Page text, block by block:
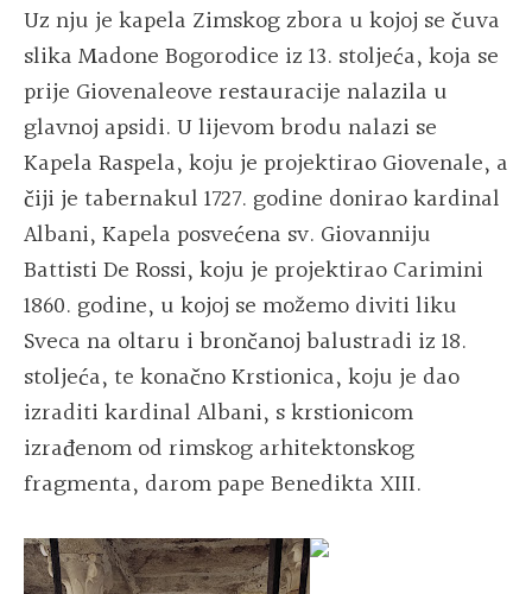
Uz nju je kapela Zimskog zbora u kojoj se čuva
slika Madone Bogorodice iz 13. stoljeća, koja se
prije Giovenaleove restauracije nalazila u
glavnoj apsidi. U lijevom brodu nalazi se
Kapela Raspela, koju je projektirao Giovenale, a
čiji je tabernakul 1727. godine donirao kardinal
Albani, Kapela posvećena sv. Giovanniju
Battisti De Rossi, koju je projektirao Carimini
1860. godine, u kojoj se možemo diviti liku
Sveca na oltaru i brončanoj balustradi iz 18.
stoljeća, te konačno Krstionica, koju je dao
izraditi kardinal Albani, s krstionicom
izrađenom od rimskog arhitektonskog
fragmenta, darom pape Benedikta XIII.